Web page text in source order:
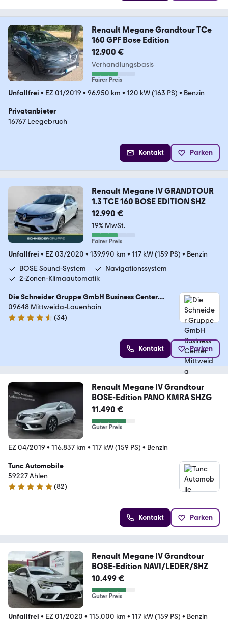
Renault Megane Grandtour TCe
160 GPF Bose Edition
12.900 €
Verhandlungsbasis
Fairer Preis
Unfallfrei • EZ 01/2019 • 96.950 km • 120 kW (163 PS) • Benzin
Privatanbieter
16767 Leegebruch
Kontakt Parken
Renault Megane IV GRANDTOUR
1.3 TCE 160 BOSE EDITION SHZ
12.990 €
19% MwSt.
Fairer Preis
Unfallfrei • EZ 03/2020 • 139.990 km • 117 kW (159 PS) • Benzin
BOSE Sound-System
Navigationssystem
2-Zonen-Klimaautomatik
Die Schneider Gruppe GmbH Business Center
Mittweida
09648 Mittweida-Lauenhain
4.7 Sterne
(34)
Kontakt Parken
Renault Megane IV Grandtour
BOSE-Edition PANO KMRA SHZG
11.490 €
Guter Preis
EZ 04/2019 • 116.837 km • 117 kW (159 PS) • Benzin
Tunc Automobile
59227 Ahlen
5 Sterne
(82)
Kontakt Parken
Renault Megane IV Grandtour
BOSE-Edition NAVI/LEDER/SHZ
10.499 €
Guter Preis
Unfallfrei • EZ 01/2020 • 115.000 km • 117 kW (159 PS) • Benzin